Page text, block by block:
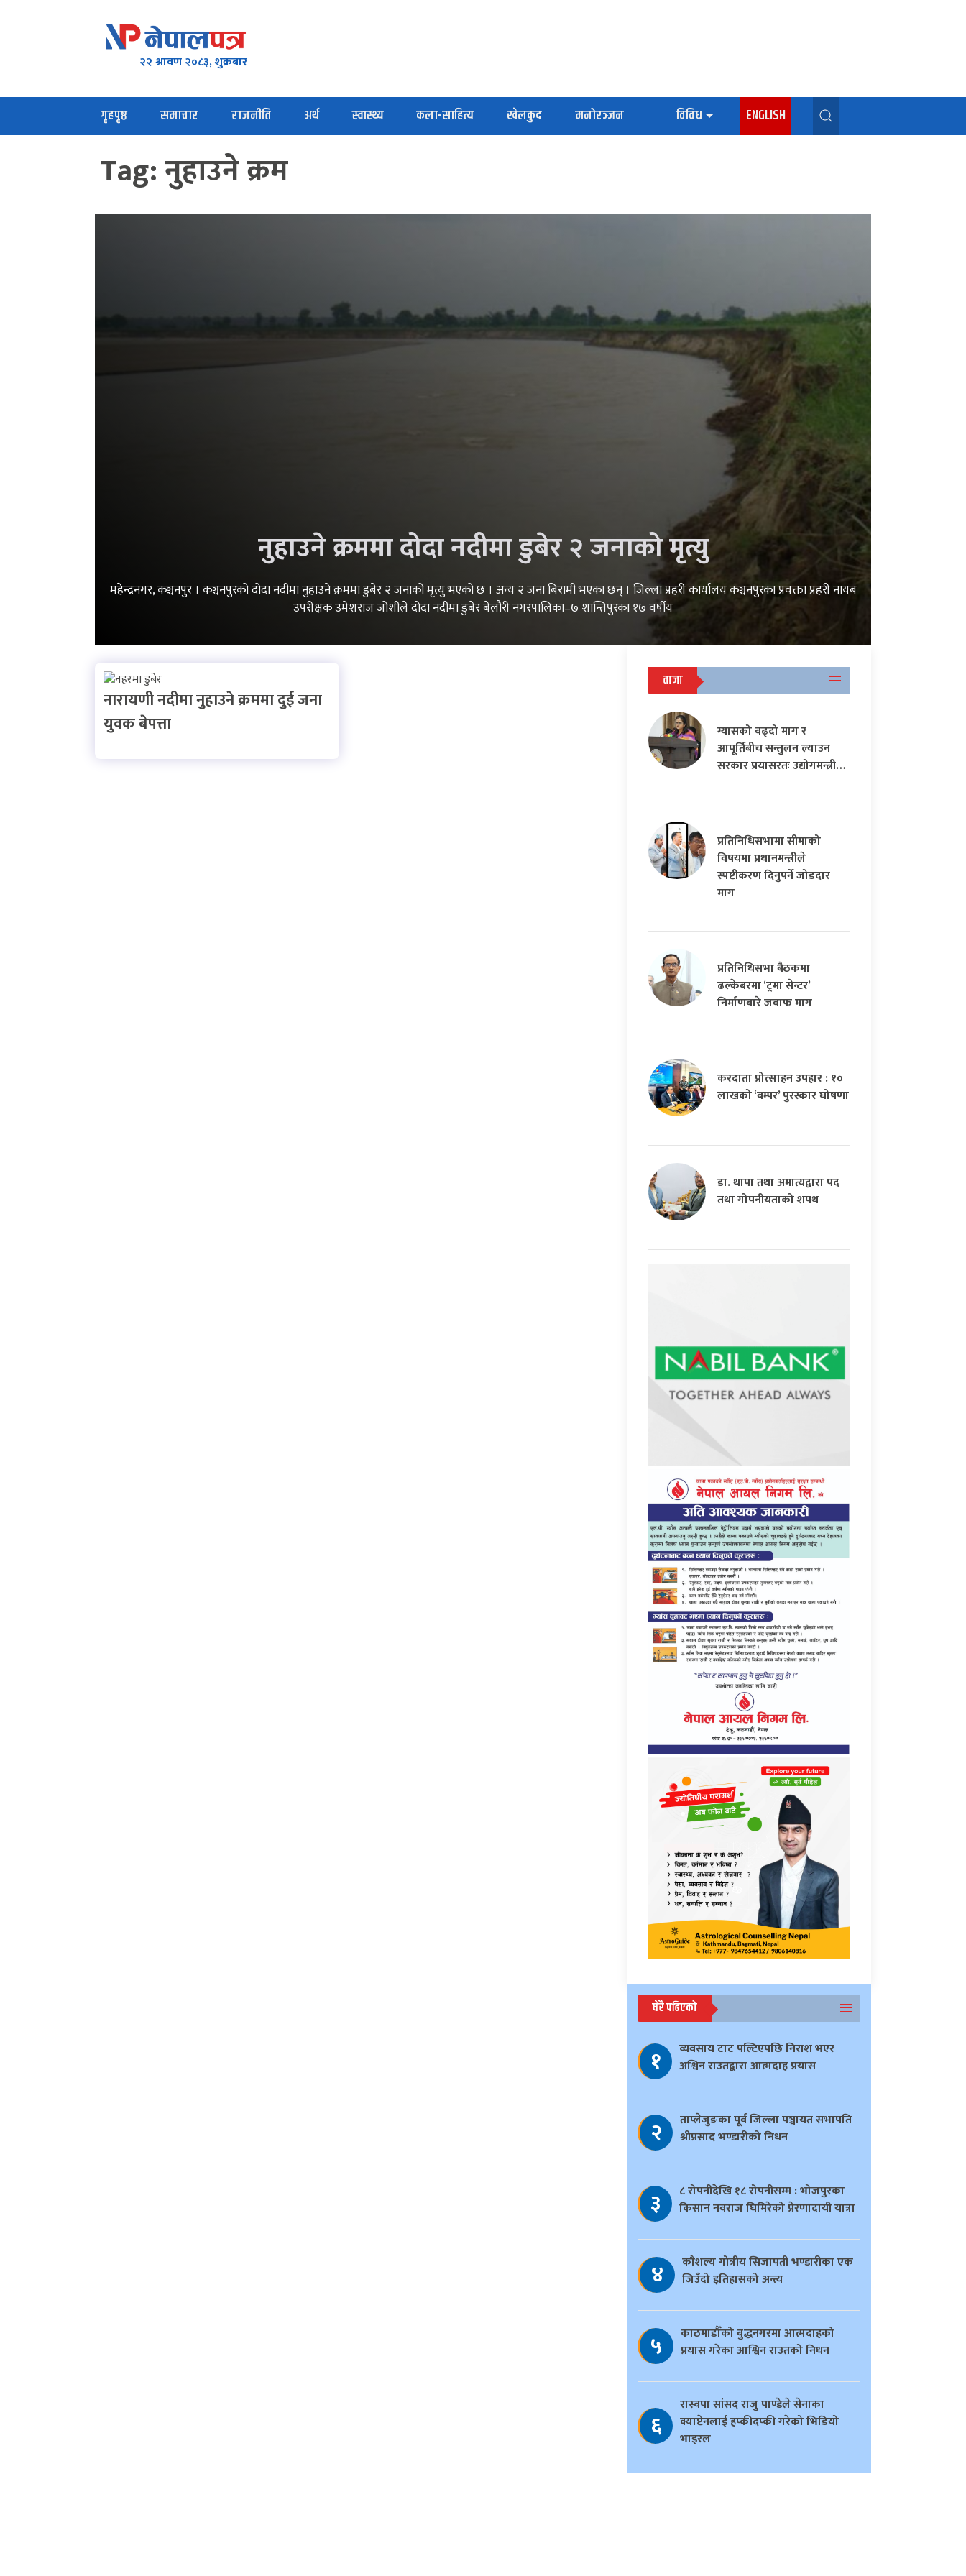
२२ श्रावण २०८३, शुक्रबार
गृहपृष्ठ समाचार राजनीति अर्थ स्वास्थ्य कला-साहित्य खेलकुद मनोरञ्जन विविध ENGLISH
Tag:नुहाउने क्रम
नुहाउने क्रममा दोदा नदीमा डुबेर २ जनाको मृत्यु
महेन्द्रनगर, कञ्चनपुर । कञ्चनपुरको दोदा नदीमा नुहाउने क्रममा डुबेर २ जनाको मृत्यु भएको छ । अन्य २ जना बिरामी भएका छन् । जिल्ला प्रहरी कार्यालय कञ्चनपुरका प्रवक्ता प्रहरी नायब
उपरीक्षक उमेशराज जोशीले दोदा नदीमा डुबेर बेलौरी नगरपालिका–७ शान्तिपुरका १७ वर्षीय
नारायणी नदीमा नुहाउने क्रममा दुई जना
युवक बेपत्ता
ताजा
ग्यासको बढ्दो माग र
आपूर्तिबीच सन्तुलन ल्याउन
सरकार प्रयासरतः उद्योगमन्त्री…
प्रतिनिधिसभामा सीमाको
विषयमा प्रधानमन्त्रीले
स्पष्टीकरण दिनुपर्ने जोडदार
माग
प्रतिनिधिसभा बैठकमा
ढल्केबरमा ‘ट्रमा सेन्टर’
निर्माणबारे जवाफ माग
करदाता प्रोत्साहन उपहार : १०
लाखको ‘बम्पर’ पुरस्कार घोषणा
डा. थापा तथा अमात्यद्वारा पद
तथा गोपनीयताको शपथ
धेरै पढिएको
१
व्यवसाय टाट पल्टिएपछि निराश भएर
अश्विन राउतद्वारा आत्मदाह प्रयास
२
ताप्लेजुङका पूर्व जिल्ला पञ्चायत सभापति
श्रीप्रसाद भण्डारीको निधन
३
८ रोपनीदेखि १८ रोपनीसम्म : भोजपुरका
किसान नवराज घिमिरेको प्रेरणादायी यात्रा
४
काैशल्य गोत्रीय सिजापती भण्डारीका एक
जिउँदो इतिहासको अन्त्य
५
काठमाडौँको बुद्धनगरमा आत्मदाहको
प्रयास गरेका आश्विन राउतको निधन
६
रास्वपा सांसद राजु पाण्डेले सेनाका
क्याप्टेनलाई हप्कीदप्की गरेको भिडियो
भाइरल